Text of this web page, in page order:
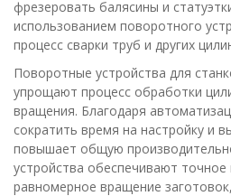
фрезеровать балясины и
использованием поворотного
процесс сварки труб и других
Поворотные устройства для
упрощают процесс обработки
вращения. Благодаря
сократить время на настройку и
повышает общую
устройства обеспечивают
равномерное вращение